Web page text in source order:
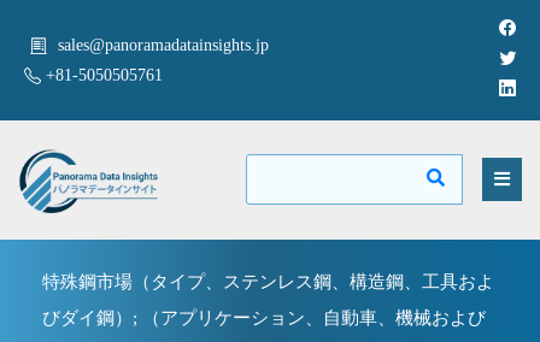
sales@panoramadatainsights.jp
+81-5050505761
特殊鋼市場（タイプ、ステンレス鋼、構造鋼、工具およ
びダイ鋼）; （アプリケーション、自動車、機械および